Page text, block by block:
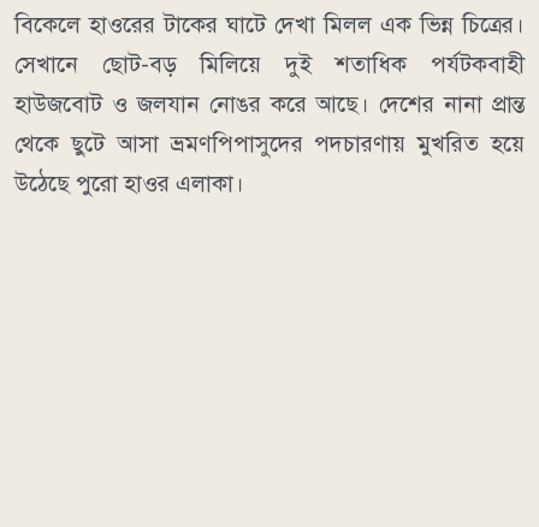
বিকেলে হাওরের টাকের ঘাটে দেখা মিলল এক ভিন্ন চিত্রের।
সেখানে ছোট-বড় মিলিয়ে দুই শতাধিক পর্যটকবাহী
হাউজবোট ও জলযান নোঙর করে আছে। দেশের নানা প্রান্ত
থেকে ছুটে আসা ভ্রমণপিপাসুদের পদচারণায় মুখরিত হয়ে
উঠেছে পুরো হাওর এলাকা।